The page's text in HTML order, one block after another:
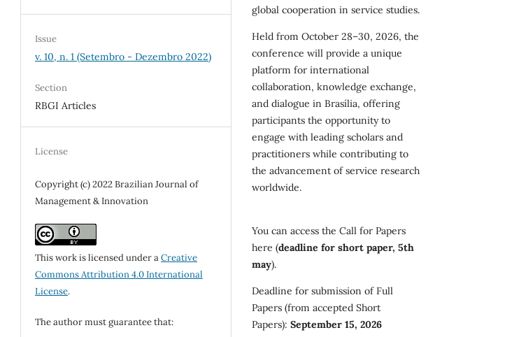
Issue
v. 10, n. 1 (Setembro - Dezembro 2022)
Section
RBGI Articles
License
Copyright (c) 2022 Brazilian Journal of
Management & Innovation
This work is licensed under aCreative
Commons Attribution 4.0 International
License.
The author must guarantee that:
global cooperation in service studies.
Held from October 28–30, 2026, the
conference will provide a unique
platform for international
collaboration, knowledge exchange,
and dialogue in Brasília, offering
participants the opportunity to
engage with leading scholars and
practitioners while contributing to
the advancement of service research
worldwide.
You can access the Call for Papers
here (deadline for short paper, 5th
may).
Deadline for submission of Full
Papers (from accepted Short
Papers): September 15, 2026